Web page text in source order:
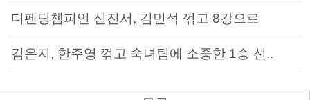
디펜딩챔피언 신진서, 김민석 꺾고 8강으로
김은지, 한주영 꺾고 숙녀팀에 소중한 1승 선..